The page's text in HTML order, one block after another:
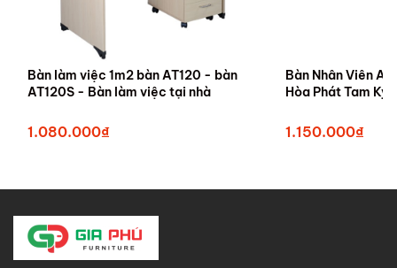
Bàn làm việc 1m2 bàn AT120 - bàn
AT120S - Bàn làm việc tại nhà
1.080.000₫
Bàn Nhân Viên
Hòa Phát Tam Kỳ
1.150.000₫